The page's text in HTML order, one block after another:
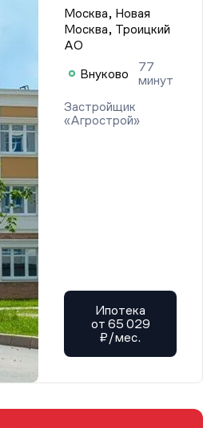
Москва, Новая
Москва, Троицкий
АО
Внуково
77
минут
Застройщик
«Агрострой»
Ипотека
от 65 029
₽/мес.